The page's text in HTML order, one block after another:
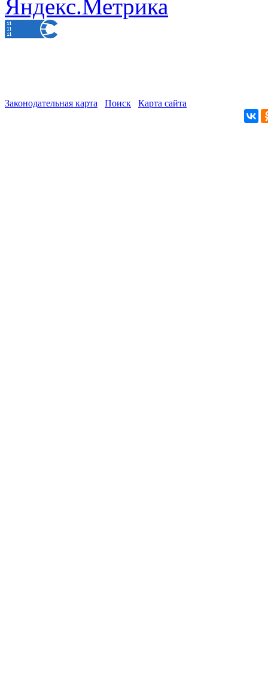
Законодательная карта Поиск Карта сайта